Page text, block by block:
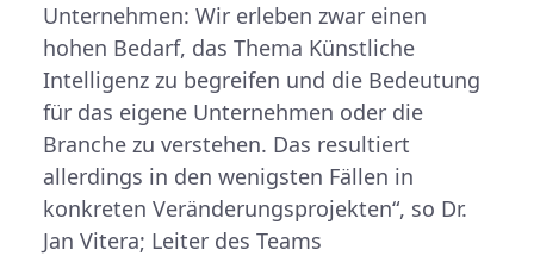
Unternehmen: Wir erleben zwar einen
hohen Bedarf, das Thema Künstliche
Intelligenz zu begreifen und die Bedeutung
für das eigene Unternehmen oder die
Branche zu verstehen. Das resultiert
allerdings in den wenigsten Fällen in
konkreten Veränderungsprojekten“, so Dr.
Jan Vitera; Leiter des Teams